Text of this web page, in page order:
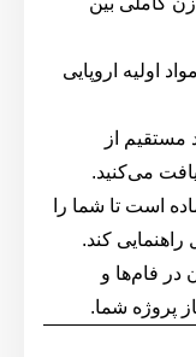
اولیه اروپایی
از
می‌کنید.
است تا شما را
کند.
در فام‌ها و
پروژه شما.